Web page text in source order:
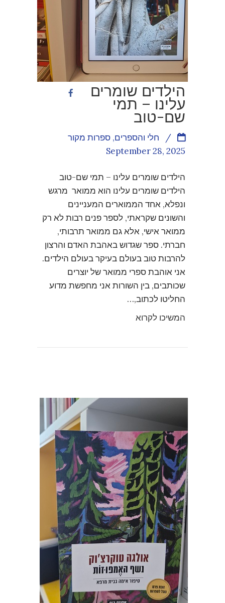
הילדים שומרים
עלינו – תמי
שם-טוב
חלי והספרים, ספרות מקור
/
September 28, 2025
הילדים שומרים עלינו – תמי שם-טוב
הילדים שומרים עלינו הוא ממואר מרגש
ונפלא, אחד הממוארים המעניינים
והשונים שקראתי, לספר פנים רבות לא רק
ממואר אישי, אלא גם ממואר תרבותי,
חברתי. ספר שגדוש באהבת האדם והרצון
להרבות טוב בעולם בעיקר בעולם הילדים.
אני אוהבת ספרי ממואר של יוצרים
שכותבים, בין השורות אני מחפשת מדוע
החליטו לכתוב,…
המשיכו לקרוא